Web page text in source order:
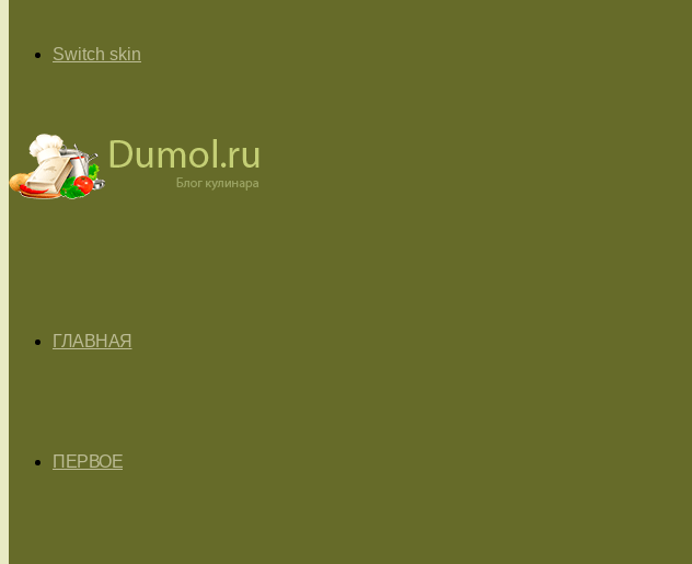
Switch skin
ГЛАВНАЯ
ПЕРВОЕ